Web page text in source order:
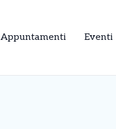
Appuntamenti Eventi